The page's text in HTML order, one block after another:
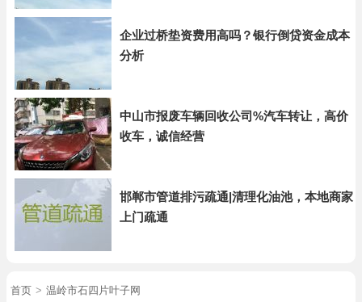
企业过桥垫资费用高吗？银行倒贷资金成本
分析
中山市报废车辆回收公司%汽车转让，高价
收车，诚信经营
邯郸市管道排污疏通|清理化油池，本地商家
上门疏通
首页 > 温岭市石四片叶子网